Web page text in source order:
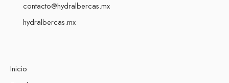
contacto@hydralbercas.mx
hydralbercas.mx
Inicio